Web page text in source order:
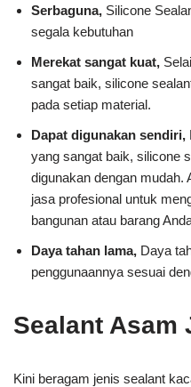
Serbaguna, Silicone
segala kebutuhan
Merekat sangat kuat,
sangat baik, silicone
pada setiap material.
Dapat digunakan sendiri,
yang sangat baik, silicone
digunakan dengan mudah.
jasa profesional untuk
bangunan atau barang
Daya tahan lama, Daya
penggunaannya sesuai
Sealant Asam
Kini beragam jenis sealant